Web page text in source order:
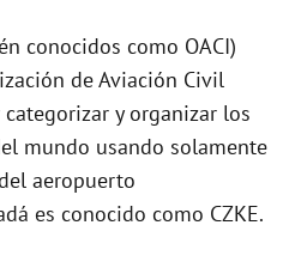
conocidos como OACI)
de Aviación Civil
y organizar los
mundo usando solamente
aeropuerto
es conocido como CZKE.